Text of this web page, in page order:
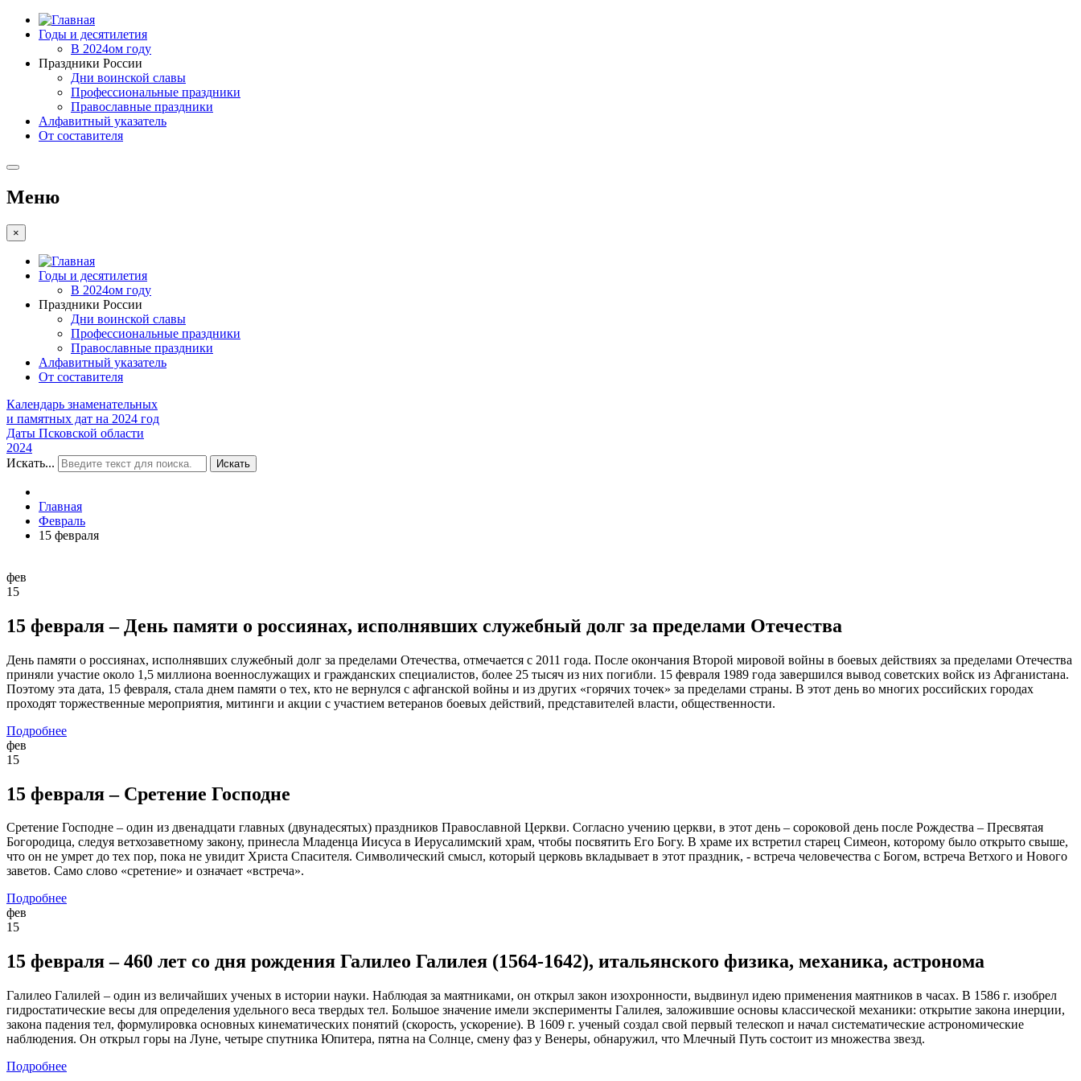
Годы и десятилетия
В 2024ом году
Праздники России
Дни воинской славы
Профессиональные праздники
Православные праздники
Алфавитный указатель
От составителя
Меню
×
Годы и десятилетия
В 2024ом году
Праздники России
Дни воинской славы
Профессиональные праздники
Православные праздники
Алфавитный указатель
От составителя
Календарь знаменательных
и памятных дат на 2024 год
Даты Псковской области
2024
Искать...
Искать
Главная
Февраль
15 февраля
фев
15
15 февраля – День памяти о россиянах, исполнявших служебный долг за пределами Отечества
День памяти о россиянах, исполнявших служебный долг за пределами Отечества, отмечается с 2011 года. После окончания Второй мировой войны в боевых действиях за пределами Отечества
приняли участие около 1,5 миллиона военнослужащих и гражданских специалистов, более 25 тысяч из них погибли. 15 февраля 1989 года завершился вывод советских войск из Афганистана.
Поэтому эта дата, 15 февраля, стала днем памяти о тех, кто не вернулся с афганской войны и из других «горячих точек» за пределами страны. В этот день во многих российских городах
проходят торжественные мероприятия, митинги и акции с участием ветеранов боевых действий, представителей власти, общественности.
Подробнее
фев
15
15 февраля – Сретение Господне
Сретение Господне – один из двенадцати главных (двунадесятых) праздников Православной Церкви. Согласно учению церкви, в этот день – сороковой день после Рождества – Пресвятая
Богородица, следуя ветхозаветному закону, принесла Младенца Иисуса в Иерусалимский храм, чтобы посвятить Его Богу. В храме их встретил старец Симеон, которому было открыто свыше,
что он не умрет до тех пор, пока не увидит Христа Спасителя. Символический смысл, который церковь вкладывает в этот праздник, - встреча человечества с Богом, встреча Ветхого и Нового
заветов. Само слово «сретение» и означает «встреча».
Подробнее
фев
15
15 февраля – 460 лет со дня рождения Галилео Галилея (1564-1642), итальянского физика, механика, астронома
Галилео Галилей – один из величайших ученых в истории науки. Наблюдая за маятниками, он открыл закон изохронности, выдвинул идею применения маятников в часах. В 1586 г. изобрел
гидростатические весы для определения удельного веса твердых тел. Большое значение имели эксперименты Галилея, заложившие основы классической механики: открытие закона инерции,
закона падения тел, формулировка основных кинематических понятий (скорость, ускорение). В 1609 г. ученый создал свой первый телескоп и начал систематические астрономические
наблюдения. Он открыл горы на Луне, четыре спутника Юпитера, пятна на Солнце, смену фаз у Венеры, обнаружил, что Млечный Путь состоит из множества звезд.
Подробнее